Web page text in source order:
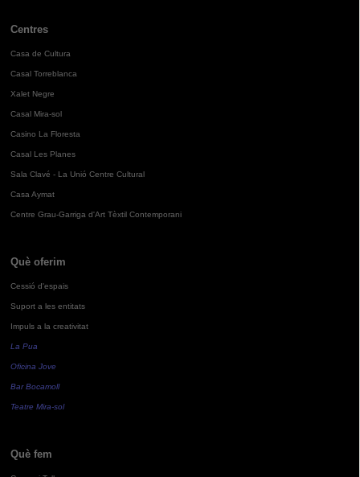
Centres
Casa de Cultura
Casal Torreblanca
Xalet Negre
Casal Mira-sol
Casino La Floresta
Casal Les Planes
Sala Clavé - La Unió Centre Cultural
Casa Aymat
Centre Grau-Garriga d'Art Tèxtil Contemporani
Què oferim
Cessió d'espais
Suport a les entitats
Impuls a la creativitat
La Pua
Oficina Jove
Bar Bocamoll
Teatre Mira-sol
Què fem